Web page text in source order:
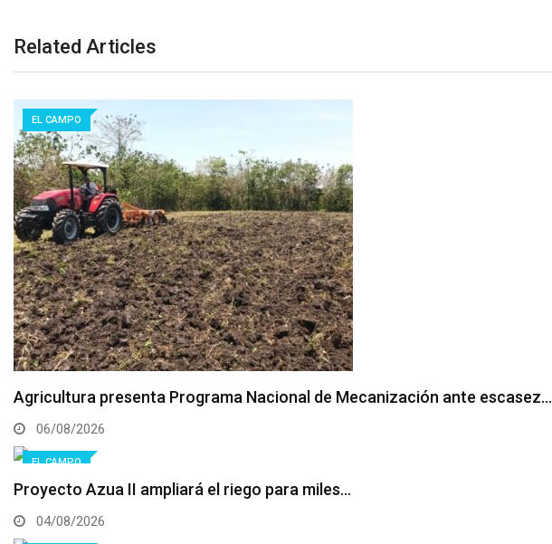
Related Articles
EL CAMPO
Agricultura presenta Programa Nacional de Mecanización ante escasez…
06/08/2026
EL CAMPO
Proyecto Azua II ampliará el riego para miles…
04/08/2026